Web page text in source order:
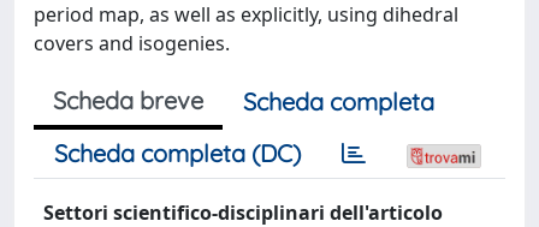
period map, as well as explicitly, using dihedral
covers and isogenies.
Scheda breve
Scheda completa
Scheda completa (DC)
Settori scientifico-disciplinari dell'articolo